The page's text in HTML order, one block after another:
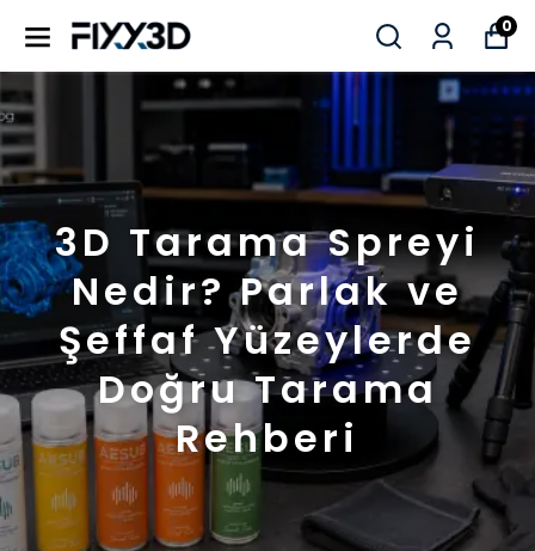
0
3D Tarama Spreyi
Nedir? Parlak ve
Şeffaf Yüzeylerde
Doğru Tarama
Rehberi